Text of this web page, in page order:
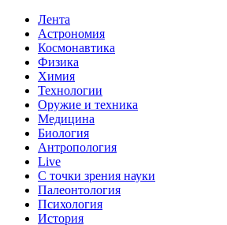
Лента
Астрономия
Космонавтика
Физика
Химия
Технологии
Оружие и техника
Медицина
Биология
Антропология
Live
С точки зрения науки
Палеонтология
Психология
История